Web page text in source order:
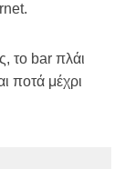
το bar πλάι
ποτά μέχρι